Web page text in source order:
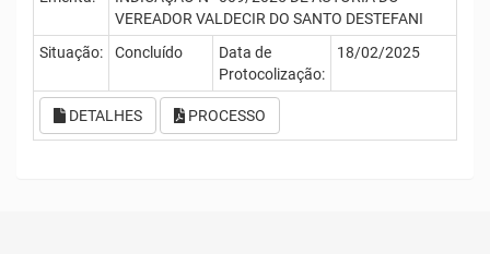
VEREADOR VALDECIR DO SANTO DESTEFANI
Situação:
Concluído
Data de
Protocolização:
18/02/2025
DETALHES PROCESSO